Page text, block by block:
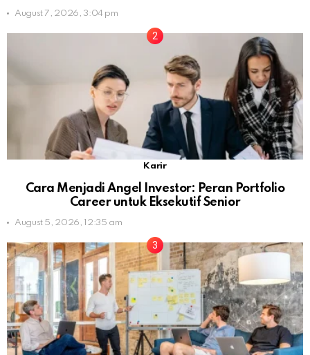
August 7, 2026, 3:04 pm
Karir
Cara Menjadi Angel Investor: Peran Portfolio
Career untuk Eksekutif Senior
August 5, 2026, 12:35 am